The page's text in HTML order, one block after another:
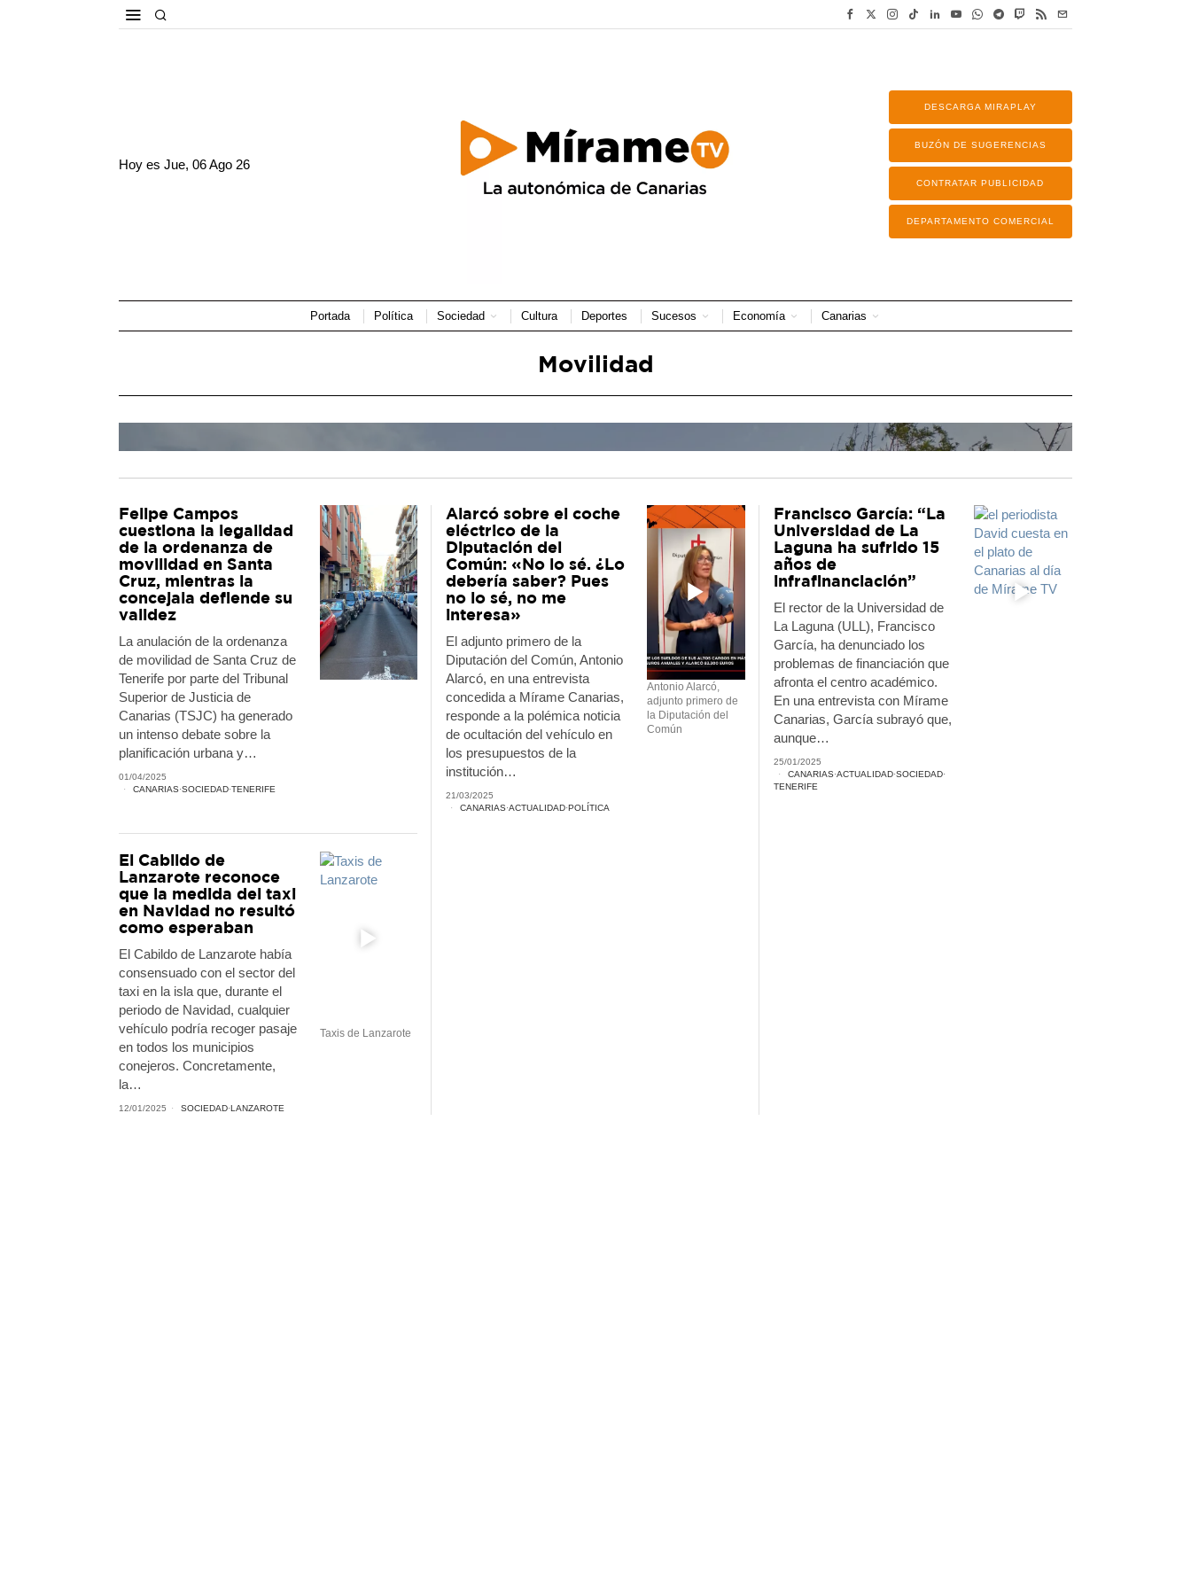
Hoy esJue, 06 Ago 26
DESCARGA MIRAPLAY
BUZÓN DE SUGERENCIAS
CONTRATAR PUBLICIDAD
DEPARTAMENTO COMERCIAL
Portada Política Sociedad Cultura Deportes Sucesos Economía Canarias
Movilidad
El Cabildo culmina la incorporación de las 13 nuevas
guaguas de dos pisos para reforzar el transporte público
de Tenerife
06/08/2026
Felipe Campos
cuestiona la legalidad
de la ordenanza de
movilidad en Santa
Cruz, mientras la
concejala defiende su
validez
La anulación de la ordenanza
de movilidad de Santa Cruz de
Tenerife por parte del Tribunal
Superior de Justicia de
Canarias (TSJC) ha generado
un intenso debate sobre la
planificación urbana y…
01/04/2025
CANARIAS·SOCIEDAD·TENERIFE
Antonio Alarcó,
adjunto primero de
la Diputación del
Común
Alarcó sobre el coche
eléctrico de la
Diputación del
Común: «No lo sé. ¿Lo
debería saber? Pues
no lo sé, no me
interesa»
El adjunto primero de la
Diputación del Común, Antonio
Alarcó, en una entrevista
concedida a Mírame Canarias,
responde a la polémica noticia
de ocultación del vehículo en
los presupuestos de la
institución…
21/03/2025
CANARIAS·ACTUALIDAD·POLÍTICA
Francisco García: “La
Universidad de La
Laguna ha sufrido 15
años de
infrafinanciación”
El rector de la Universidad de
La Laguna (ULL), Francisco
García, ha denunciado los
problemas de financiación que
afronta el centro académico.
En una entrevista con Mírame
Canarias, García subrayó que,
aunque…
25/01/2025
CANARIAS·ACTUALIDAD·SOCIEDAD·
TENERIFE
Taxis de Lanzarote
El Cabildo de
Lanzarote reconoce
que la medida del taxi
en Navidad no resultó
como esperaban
El Cabildo de Lanzarote había
consensuado con el sector del
taxi en la isla que, durante el
periodo de Navidad, cualquier
vehículo podría recoger pasaje
en todos los municipios
conejeros. Concretamente,
la…
12/01/2025 SOCIEDAD·LANZAROTE